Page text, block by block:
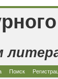
Поиск